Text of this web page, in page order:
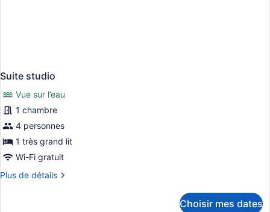
Suite studio
Vue sur l’eau
1 chambre
4 personnes
1 très grand lit
Wi-Fi gratuit
Plus de détails
Plus
Choisir mes dates